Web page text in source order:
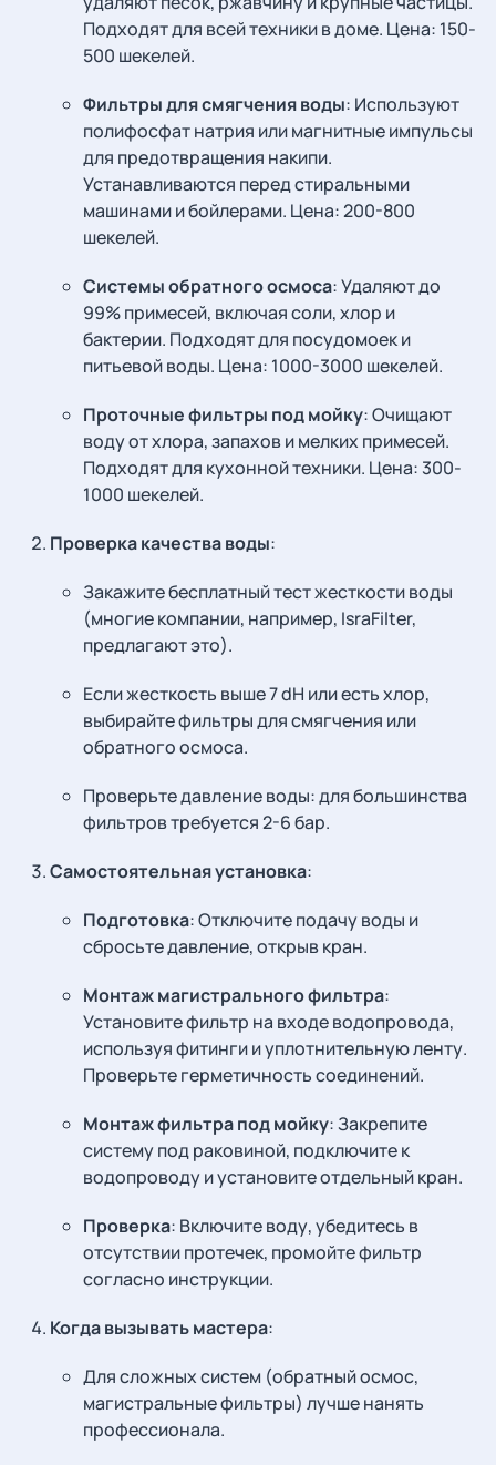
Подходят для всей техники в доме. Цена: 150-
500 шекелей.
Фильтры для смягчения воды: Используют
полифосфат натрия или магнитные импульсы
для предотвращения накипи.
Устанавливаются перед стиральными
машинами и бойлерами. Цена: 200-800
шекелей.
Системы обратного осмоса: Удаляют до
99% примесей, включая соли, хлор и
бактерии. Подходят для посудомоек и
питьевой воды. Цена: 1000-3000 шекелей.
Проточные фильтры под мойку: Очищают
воду от хлора, запахов и мелких примесей.
Подходят для кухонной техники. Цена: 300-
1000 шекелей.
Проверка качества воды:
Закажите бесплатный тест жесткости воды
(многие компании, например, IsraFilter,
предлагают это).
Если жесткость выше 7 dH или есть хлор,
выбирайте фильтры для смягчения или
обратного осмоса.
Проверьте давление воды: для большинства
фильтров требуется 2-6 бар.
Самостоятельная установка:
Подготовка: Отключите подачу воды и
сбросьте давление, открыв кран.
Монтаж магистрального фильтра:
Установите фильтр на входе водопровода,
используя фитинги и уплотнительную ленту.
Проверьте герметичность соединений.
Монтаж фильтра под мойку: Закрепите
систему под раковиной, подключите к
водопроводу и установите отдельный кран.
Проверка: Включите воду, убедитесь в
отсутствии протечек, промойте фильтр
согласно инструкции.
Когда вызывать мастера:
Для сложных систем (обратный осмос,
магистральные фильтры) лучше нанять
профессионала.